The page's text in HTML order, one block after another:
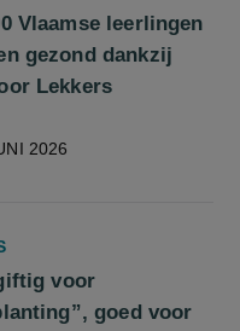
Vlaamse leerlingen
gezond dankzij
Lekkers
2026
voor
goed voor